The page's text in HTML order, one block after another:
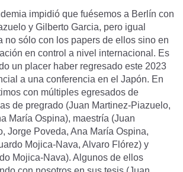
impidió que fuésemos a Berlín con
y Gilberto Garcia, pero igual
no sólo con los papers de ellos sino en
en control a nivel internacional. Es
un placer haber regresado este 2023
a una conferencia en el Japón. En
con múltiples egresados de
de pregrado (Juan Martinez-Piazuelo,
María Ospina), maestría (Juan
Jorge Poveda, Ana María Ospina,
Mojica-Nava, Alvaro Flórez) y
Mojica-Nava). Algunos de ellos